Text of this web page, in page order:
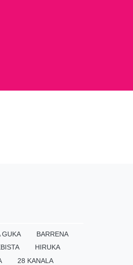
GUKA
BARRENA
HIRUKA
28 KANALA